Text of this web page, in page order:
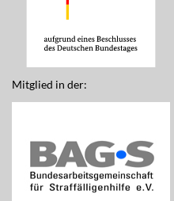
Mitglied in der: